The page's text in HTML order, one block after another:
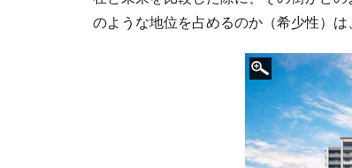
のような地位を占めるのか（希少性）